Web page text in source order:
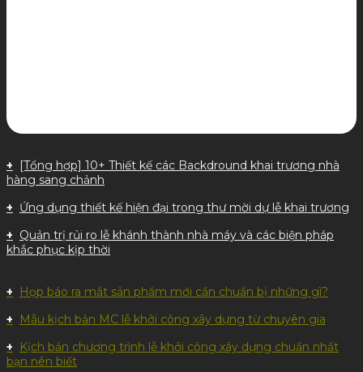
[Tổng hợp] 10+ Thiết kế các Backdround khai trương nhà
hàng sang chảnh
Ứng dụng thiết kế hiện đại trong thư mời dự lễ khai trương
Quản trị rủi ro lễ khánh thành nhà máy và các biện pháp
khắc phục kịp thời
Họp báo ra mắt sản phẩm mới cần chuẩn bị những gì?
Mẫu kịch bản MC lễ khởi công xây dựng từ chuyên gia
Kịch bản chương trình lễ khởi công xây dựng chuẩn nhất
bạn nên biết